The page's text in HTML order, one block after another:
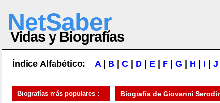
NetSaber
Vidas y Biografías
Índice Alfabético: A| B C D E F G H I J
Biografías más populares :
Biografía de Giovanni